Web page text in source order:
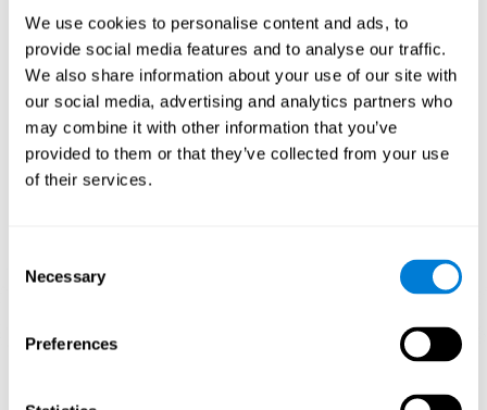
We use cookies to personalise content and ads, to
provide social media features and to analyse our traffic.
We also share information about your use of our site with
our social media, advertising and analytics partners who
may combine it with other information that you’ve
provided to them or that they’ve collected from your use
of their services.
Selection
Necessary
Preferences
nuestras habilidades, puede ayudar a crear nuevas sinapsis, y a
que los circuitos neuronales se reorganicen y mejoren las
funciones cognitivas. En el juego Scrambled se busca estimular
capacidades relacionadas con la atención focalizada y la
percepción visual.
1ª SEMANA 2ª SEMANA 3ª SEMANA
Proyección gráfica orientativa de las redes neuronales después